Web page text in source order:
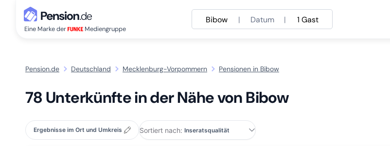
Eine Marke der Mediengruppe
Bibow | Datum | 1 Gast
Pension.de Deutschland Mecklenburg-Vorpommern Pensionen in Bibow
78 Unterkünfte in der Nähe von Bibow
Ergebnisse im Ort und Umkreis Sortiert nach: